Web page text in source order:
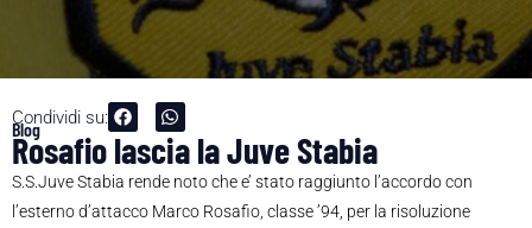
Condividi su:
Blog
Rosafio lascia la Juve Stabia
S.S.Juve Stabia rende noto che e’ stato raggiunto l’accordo con
l’esterno d’attacco Marco Rosafio, classe ’94, per la risoluzione